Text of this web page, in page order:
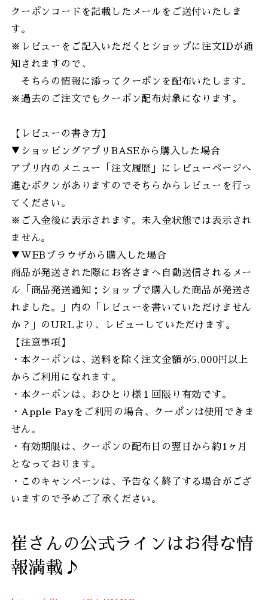
クーポンコードを記載したメールをご送付いたしま
す。
※レビューをご記入いただくとショップに注文IDが通
知されますので、
そちらの情報に添ってクーポンを配布いたします。
※過去のご注文でもクーポン配布対象になります。
【レビューの書き方】
▼ショッピングアプリBASEから購入した場合
アプリ内のメニュー「注文履歴」にレビューページへ
進むボタンがありますのでそちらからレビューを行っ
てください。
※ご入金後に表示されます。未入金状態では表示され
ません。
▼WEBブラウザから購入した場合
商品が発送された際にお客さまへ自動送信されるメー
ル「商品発送通知：ショップで購入した商品が発送さ
れました。」内の「レビューを書いていただけません
か？」のURLより、レビューしていただけます。
【注意事項】
・本クーポンは、送料を除く注文金額が5,000円以上
からご利用になれます。
・本クーポンは、おひとり様１回限り有効です。
・Apple Payをご利用の場合、クーポンは使用できま
せん。
・有効期限は、クーポンの配布日の翌日から約1ヶ月
となっております。
・このキャンペーンは、予告なく終了する場合がござ
いますので予めご了承ください。
崔さんの公式ラインはお得な情
報満載♪